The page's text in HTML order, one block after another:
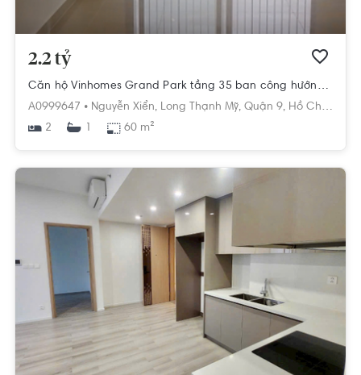
2.2 tỷ
Căn hộ Vinhomes Grand Park tầng 35 ban công hướng Đông mát mẻ.
A0999647 • Nguyễn Xiển, Long Thạnh Mỹ, Quận 9, Hồ Chí Minh
2
1 60 m²